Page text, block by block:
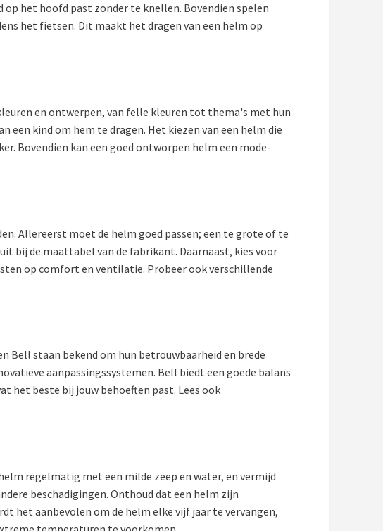
het hoofd past zonder te knellen. Bovendien spelen
het fietsen. Dit maakt het dragen van een helm op
en ontwerpen, van felle kleuren tot thema's met hun
een kind om hem te dragen. Het kiezen van een helm die
Bovendien kan een goed ontworpen helm een mode-
Allereerst moet de helm goed passen; een te grote of te
bij de maattabel van de fabrikant. Daarnaast, kies voor
op comfort en ventilatie. Probeer ook verschillende
Bell staan bekend om hun betrouwbaarheid en brede
aanpassingssystemen. Bell biedt een goede balans
het beste bij jouw behoeften past. Lees ook
regelmatig met een milde zeep en water, en vermijd
beschadigingen. Onthoud dat een helm zijn
het aanbevolen om de helm elke vijf jaar te vervangen,